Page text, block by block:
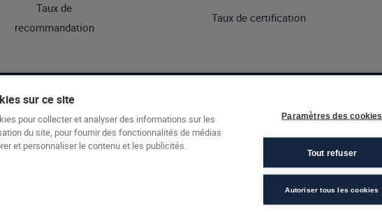
Formations Espace candidats
Taux de
recommandation
Taux de certification
PRESTATIONS À PROPOS
Talent
sur ce site
pour collecter et analyser des informations sur les
du site, pour fournir des fonctionnalités de médias
et personnaliser le contenu et les publicités.
Paramètres des cookies
Tout refuser
Autoriser tous les cookies